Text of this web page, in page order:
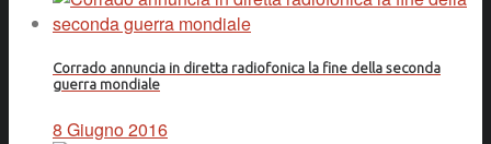
Corrado annuncia in diretta radiofonica la fine della seconda
guerra mondiale
8 Giugno 2016